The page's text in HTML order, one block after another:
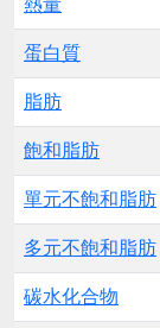
熱量
蛋白質
脂肪
飽和脂肪
單元不飽和脂肪
多元不飽和脂肪
碳水化合物